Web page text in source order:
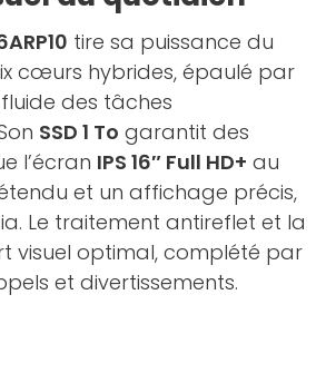
tire sa puissance du
cœurs hybrides, épaulé par
des tâches
SSD 1 To garantit des
l’écran IPS 16″ Full HD+ au
et un affichage précis,
Le traitement antireflet et la
visuel optimal, complété par
et divertissements.